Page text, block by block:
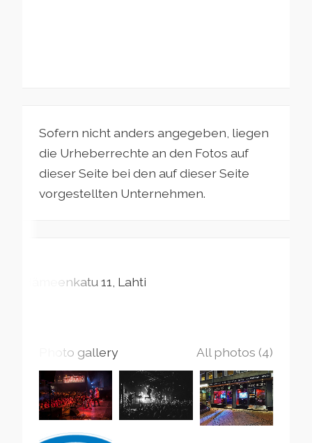
Sofern nicht anders angegeben, liegen
die Urheberrechte an den Fotos auf
dieser Seite bei den auf dieser Seite
vorgestellten Unternehmen.
Hämeenkatu11 Lahti
Photo gallery All photos (4)